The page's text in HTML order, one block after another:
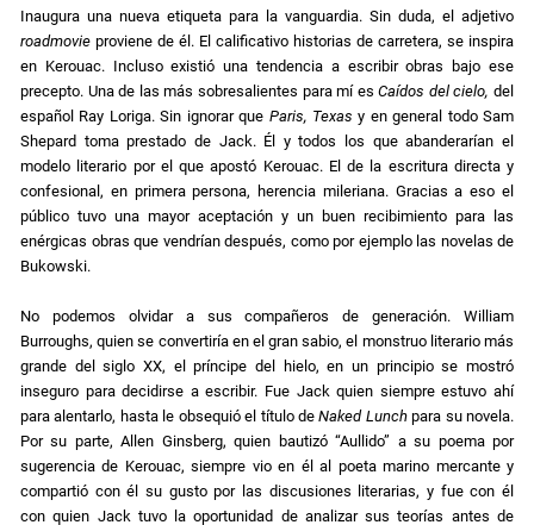
Inaugura una nueva etiqueta para la vanguardia. Sin duda, el adjetivo
roadmovie proviene de él. El calificativo historias de carretera, se inspira
en Kerouac. Incluso existió una tendencia a escribir obras bajo ese
precepto. Una de las más sobresalientes para mí esCaídos del cielo, del
español Ray Loriga. Sin ignorar que Paris, Texasy en general todo Sam
Shepard toma prestado de Jack. Él y todos los que abanderarían el
modelo literario por el que apostó Kerouac. El de la escritura directa y
confesional, en primera persona, herencia mileriana. Gracias a eso el
público tuvo una mayor aceptación y un buen recibimiento para las
enérgicas obras que vendrían después, como por ejemplo las novelas de
Bukowski.
No podemos olvidar a sus compañeros de generación. William
Burroughs, quien se convertiría en el gran sabio, el monstruo literario más
grande del siglo XX, el príncipe del hielo, en un principio se mostró
inseguro para decidirse a escribir. Fue Jack quien siempre estuvo ahí
para alentarlo, hasta le obsequió el título deNaked Lunchpara su novela.
Por su parte, Allen Ginsberg, quien bautizó “Aullido” a su poema por
sugerencia de Kerouac, siempre vio en él al poeta marino mercante y
compartió con él su gusto por las discusiones literarias, y fue con él
con quien Jack tuvo la oportunidad de analizar sus teorías antes de